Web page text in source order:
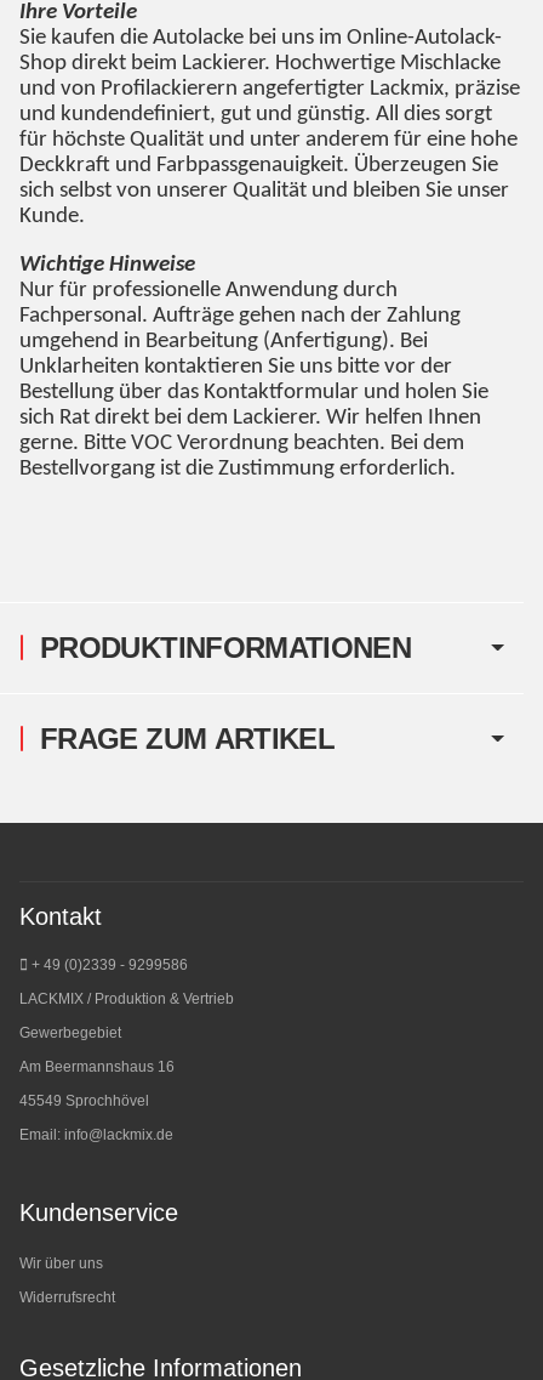
PRODUKTINFORMATIONEN
Ihre Vorteile
Sie kaufen die Autolacke bei uns im Online-Autolack-
Shop direkt beim Lackierer. Hochwertige Mischlacke
und von Profilackierern angefertigter Lackmix, präzise
und kundendefiniert, gut und günstig. All dies sorgt
für höchste Qualität und unter anderem für eine hohe
Deckkraft und Farbpassgenauigkeit. Überzeugen Sie
sich selbst von unserer Qualität und bleiben Sie unser
Kunde.
Wichtige Hinweise
Nur für professionelle Anwendung durch
Fachpersonal. Aufträge gehen nach der Zahlung
umgehend in Bearbeitung (Anfertigung). Bei
Unklarheiten kontaktieren Sie uns bitte vor der
Bestellung über das Kontaktformular und holen Sie
sich Rat direkt bei dem Lackierer. Wir helfen Ihnen
gerne. Bitte VOC Verordnung beachten. Bei dem
Bestellvorgang ist die Zustimmung erforderlich.
FRAGE ZUM ARTIKEL
Kontakt
+ 49 (0)2339 - 9299586
LACKMIX / Produktion & Vertrieb
Gewerbegebiet
Am Beermannshaus 16
45549 Sprochhövel
Email: info@lackmix.de
Kundenservice
Wir über uns
Widerrufsrecht
Gesetzliche Informationen